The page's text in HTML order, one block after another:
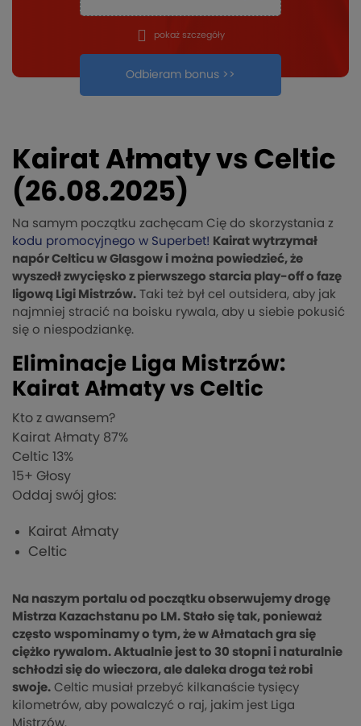
Odbieram bonus >>
pokaż szczegóły
Kairat Ałmaty vs Celtic
(26.08.2025)
Na samym początku zachęcam Cię do skorzystania z
kodu promocyjnego w Superbet! Kairat wytrzymał
napór Celticu w Glasgow i można powiedzieć, że
wyszedł zwycięsko z pierwszego starcia play-off o fazę
ligową Ligi Mistrzów. Taki też był cel outsidera, aby jak
najmniej stracić na boisku rywala, aby u siebie pokusić
się o niespodziankę.
Eliminacje Liga Mistrzów:
Kairat Ałmaty vs Celtic
Kto z awansem?
Kairat Ałmaty 87%
Celtic 13%
15+ Głosy
Oddaj swój głos:
Kairat Ałmaty
Celtic
Na naszym portalu od początku obserwujemy drogę
Mistrza Kazachstanu po LM. Stało się tak, ponieważ
często wspominamy o tym, że w Ałmatach gra się
ciężko rywalom. Aktualnie jest to 30 stopni i naturalnie
schłodzi się do wieczora, ale daleka droga też robi
swoje. Celtic musiał przebyć kilkanaście tysięcy
kilometrów, aby powalczyć o raj, jakim jest Liga
Mistrzów.